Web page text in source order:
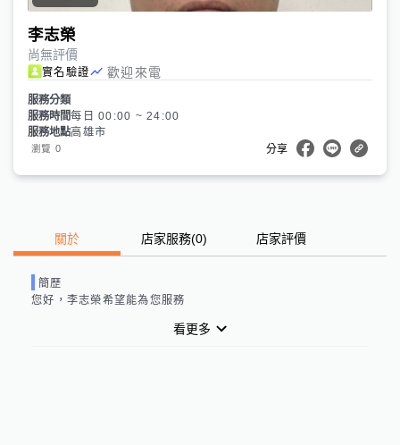
李志榮
尚無評價
實名驗證 歡迎來電
服務分類
服務時間每日 00:00 ~ 24:00
服務地點高雄市
瀏覽 0 分享
關於 店家服務(0) 店家評價
簡歷
您好，李志榮希望能為您服務
看更多